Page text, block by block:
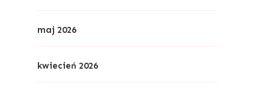
maj 2026
kwiecień 2026